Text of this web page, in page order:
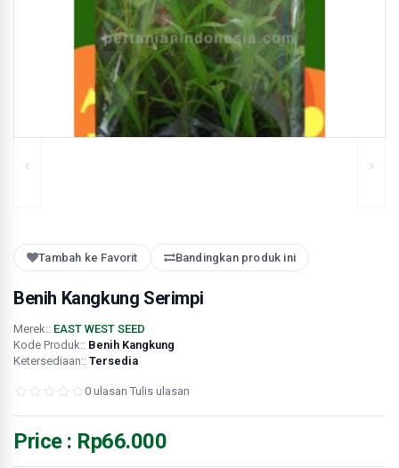
Tambah ke Favorit Bandingkan produk ini
Benih Kangkung Serimpi
Merek:: EAST WEST SEED
Kode Produk:: Benih Kangkung
Ketersediaan:: Tersedia
0 ulasan Tulis ulasan
Price : Rp66.000